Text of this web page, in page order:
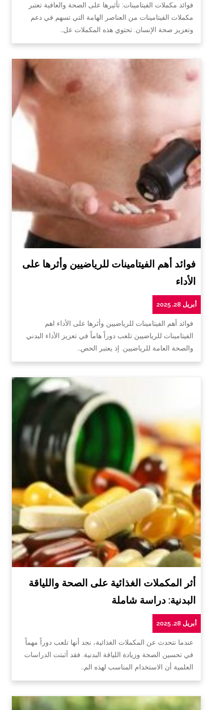
فوائد مكملات الفيتامينات: تأثيرها على الصحة والعافية تعتبر
مكملات الفيتامينات من العناصر الهامة التي تسهم في دعم
وتعزيز صحة الإنسان. تحتوي هذه المكملات عل…
فوائد أهم الفيتامينات للرياضيين وأثرها على
الأداء
أبريل 28, 2025
فوائد أهم الفيتامينات للرياضيين وأثرها على الأداء اهم
الفيتامينات للرياضيين تلعب دوراً هاماً في تعزيز الأداء البدني
والصحة العامة للرياضيين. إذ يعتبر الحص…
أثر المكملات الغذائية على الصحة واللياقة
البدنية: دراسة شاملة
أبريل 28, 2025
عندما نتحدث عن المكملات الغذائية، نجد أنها تلعب دوراً مهماً
في تحسين الصحة وزيادة اللياقة البدنية. فقد أثبتت الدراسات
العلمية أن الاستخدام المناسب لهذه الم…